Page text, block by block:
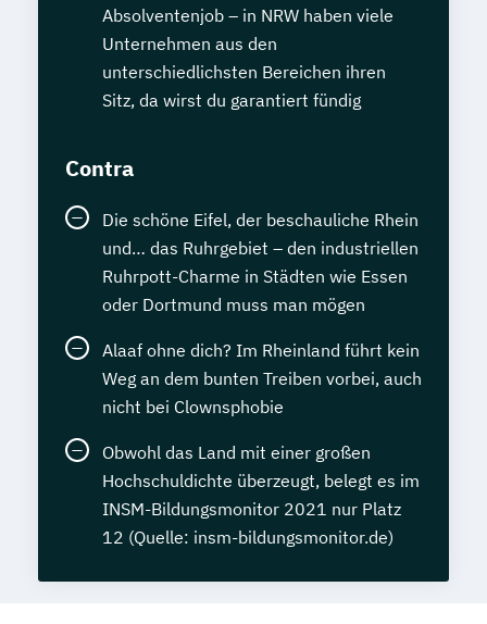
Absolventenjob – in NRW haben viele
Unternehmen aus den
unterschiedlichsten Bereichen ihren
Sitz, da wirst du garantiert fündig
Contra
Die schöne Eifel, der beschauliche Rhein
und… das Ruhrgebiet – den industriellen
Ruhrpott-Charme in Städten wie Essen
oder Dortmund muss man mögen
Alaaf ohne dich? Im Rheinland führt kein
Weg an dem bunten Treiben vorbei, auch
nicht bei Clownsphobie
Obwohl das Land mit einer großen
Hochschuldichte überzeugt, belegt es im
INSM-Bildungsmonitor 2021 nur Platz
12 (Quelle: insm-bildungsmonitor.de)